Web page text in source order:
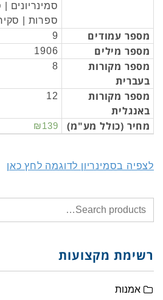
סמינריונים
ספרות |
מספר עמודים 9
מספר מילים 1906
מספר מקורות
בעברית
8
מספר מקורות
באנגלית
12
מחיר (כולל מע"מ) ₪139
לצפיה בסמינריון לדוגמה לחץ כאן
רשימת מקצועות
אמנות